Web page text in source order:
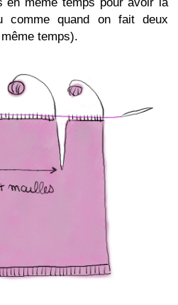
comme quand on fait deux
temps).